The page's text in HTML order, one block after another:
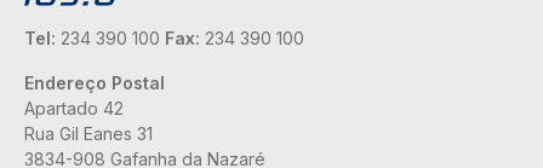
Tel: 234 390 100 Fax: 234 390 100
Endereço Postal
Apartado 42
Rua Gil Eanes 31
3834-908 Gafanha da Nazaré